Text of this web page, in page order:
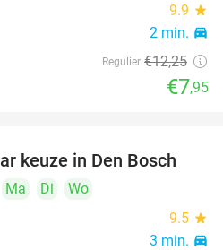
9.9 star
2 min. directions_car
Regulier €12,25
€7,95
41%
keuze in Den Bosch
Ma Di
Wo
9.5 star
3 min. directions_car